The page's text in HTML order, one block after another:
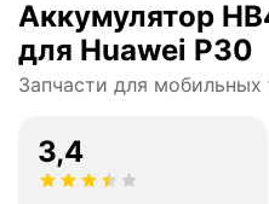
Аккумулятор
для Huawei P30
Запчасти для мобильных
3,4